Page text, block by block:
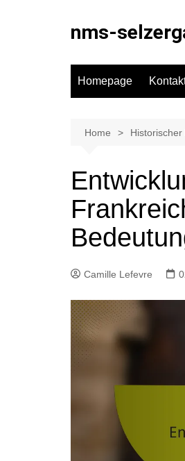
nms-
Homepage
Home
Camille Lefevre